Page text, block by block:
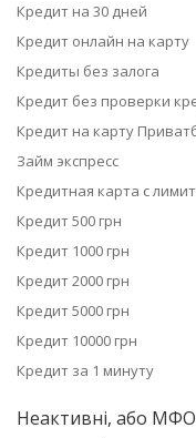
Кредит на 30 дней
Кредит онлайн на карту
Кредиты без залога
Кредит без проверки
Кредит на карту
Займ экспресс
Кредитная карта с
Кредит 500 грн
Кредит 1000 грн
Кредит 2000 грн
Кредит 5000 грн
Кредит 10000 грн
Кредит за 1 минуту
Неактивні, або МФО